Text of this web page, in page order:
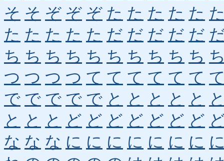
そ そ ぞ ぞ ぞ た た た た た
た た た た た だ だ だ だ だ
ち ち ち ち ち ち ち ち ち ち
つ つ つ つ て て て て て て
で で で で で と と と と と
と と と ど ど ど ど ど ど ど
な な な に に に に に に に